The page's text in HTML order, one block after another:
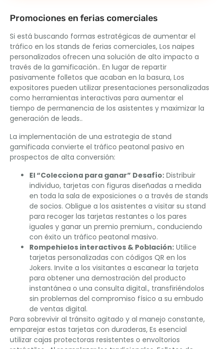
Promociones en ferias comerciales
Si está buscando formas estratégicas de aumentar el
tráfico en los stands de ferias comerciales, Los naipes
personalizados ofrecen una solución de alto impacto a
través de la gamificación.. En lugar de repartir
pasivamente folletos que acaban en la basura, Los
expositores pueden utilizar presentaciones personalizadas
como herramientas interactivas para aumentar el
tiempo de permanencia de los asistentes y maximizar la
generación de leads..
La implementación de una estrategia de stand
gamificada convierte el tráfico peatonal pasivo en
prospectos de alta conversión:
El “Colecciona para ganar” Desafío: Distribuir
individuo, tarjetas con figuras diseñadas a medida
en toda la sala de exposiciones o a través de stands
de socios. Obligue a los asistentes a visitar su stand
para recoger las tarjetas restantes o los pares
iguales y ganar un premio premium., conduciendo
con éxito un tráfico peatonal masivo.
Rompehielos interactivos & Población: Utilice
tarjetas personalizadas con códigos QR en los
Jokers. Invite a los visitantes a escanear la tarjeta
para obtener una demostración del producto
instantánea o una consulta digital., transfiriéndolos
sin problemas del compromiso físico a su embudo
de ventas digital.
Para sobrevivir al tránsito agitado y al manejo constante,
emparejar estas tarjetas con duraderas, Es esencial
utilizar cajas protectoras resistentes o envoltorios